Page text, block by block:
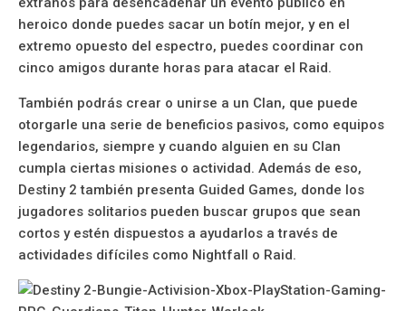
heroico donde puedes sacar un botín mejor, y en el
extremo opuesto del espectro, puedes coordinar con
cinco amigos durante horas para atacar el Raid.
También podrás crear o unirse a un Clan, que puede
otorgarle una serie de beneficios pasivos, como equipos
legendarios, siempre y cuando alguien en su Clan
cumpla ciertas misiones o actividad. Además de eso,
Destiny 2 también presenta Guided Games, donde los
jugadores solitarios pueden buscar grupos que sean
cortos y estén dispuestos a ayudarlos a través de
actividades difíciles como Nightfall o Raid.